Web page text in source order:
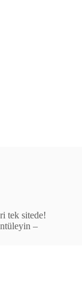
tek sitede!
–